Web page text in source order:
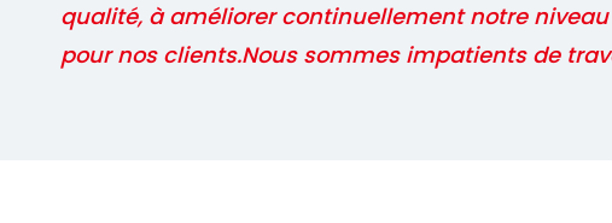
qualité, à améliorer continuellement notre
pour nos clients.Nous sommes impatients de